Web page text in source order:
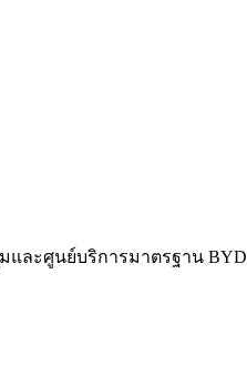
และศูนย์บริการมาตรฐาน BYD